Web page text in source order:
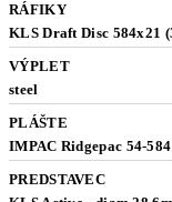
RÁFIKY
KLS Draft Disc 584x21
VÝPLET
steel
PLÁŠTE
IMPAC Ridgepac 54-
PREDSTAVEC